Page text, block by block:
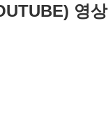
영상